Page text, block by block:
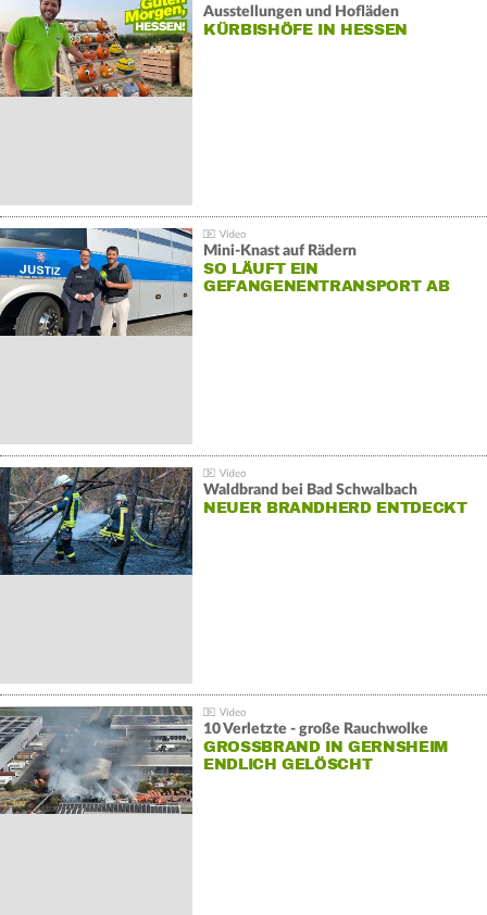
Ausstellungen und Hofläden
KÜRBISHÖFE IN HESSEN
Mini-Knast auf Rädern
SO LÄUFT EIN
GEFANGENENTRANSPORT AB
Waldbrand bei Bad Schwalbach
NEUER BRANDHERD ENTDECKT
10 Verletzte - große Rauchwolke
GROSSBRAND IN GERNSHEIM E
NDLICH GELÖSCHT